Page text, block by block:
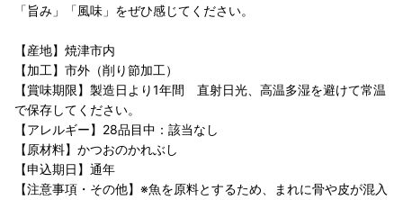
「旨み」「風味」をぜひ感じてください。
【産地】焼津市内
【加工】市外（削り節加工）
【賞味期限】製造日より1年間 直射日光、高温多湿を避けて常温
で保存してください。
【アレルギー】28品目中：該当なし
【原材料】かつおのかれぶし
【申込期日】通年
【注意事項・その他】※魚を原料とするため、まれに骨や皮が混入